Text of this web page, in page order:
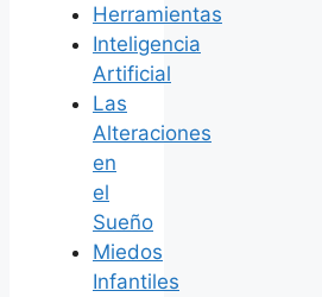
Herramientas
Inteligencia
Artificial
Las
Alteraciones
en
el
Sueño
Miedos
Infantiles